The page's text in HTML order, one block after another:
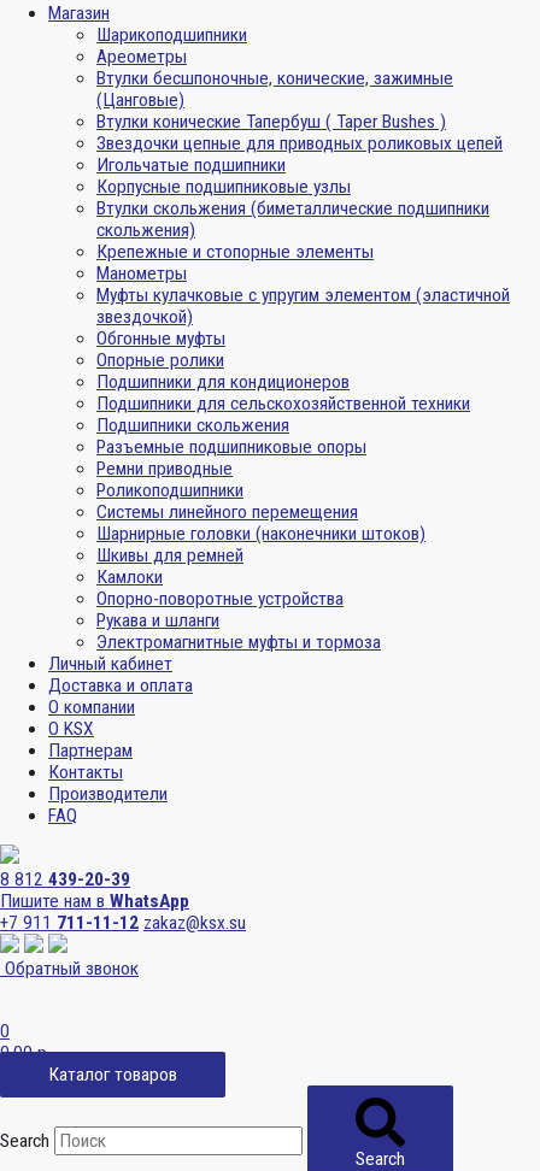
Магазин
Шарикоподшипники
Ареометры
Втулки бесшпоночные, конические, зажимные
(Цанговые)
Втулки конические Тапербуш ( Taper Bushes )
Звездочки цепные для приводных роликовых цепей
Игольчатые подшипники
Корпусные подшипниковые узлы
Втулки скольжения (биметаллические подшипники
скольжения)
Крепежные и стопорные элементы
Манометры
Муфты кулачковые с упругим элементом (эластичной
звездочкой)
Обгонные муфты
Опорные ролики
Подшипники для кондиционеров
Подшипники для сельскохозяйственной техники
Подшипники скольжения
Разъемные подшипниковые опоры
Ремни приводные
Роликоподшипники
Системы линейного перемещения
Шарнирные головки (наконечники штоков)
Шкивы для ремней
Камлоки
Опорно-поворотные устройства
Рукава и шланги
Электромагнитные муфты и тормоза
Личный кабинет
Доставка и оплата
О компании
О KSX
Партнерам
Контакты
Производители
FAQ
8 812 439-20-39
Пишите нам в WhatsApp
+7 911 711-11-12 zakaz@ksx.su
Обратный звонок
0
0,00р.
Каталог товаров
Search
Search